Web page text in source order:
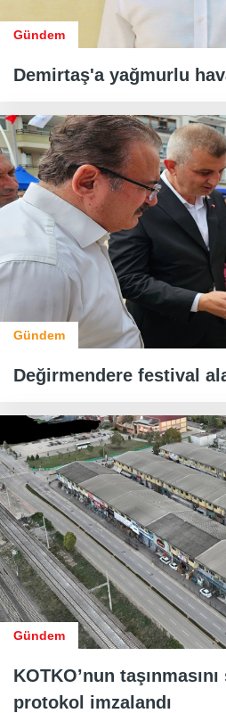
Gündem
Demirtaş'a yağmurlu
Gündem
Değirmendere festival
Gündem
KOTKO’nun
protokol imzalandı